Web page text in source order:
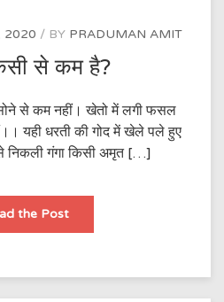
2020 BY PRADUMAN AMIT
से कम है?
से कम नहीं। खेतो में लगी फसल
यही धरती की गोद में खेले पले हुए
निकली गंगा किसी अमृत […]
the Post……
से